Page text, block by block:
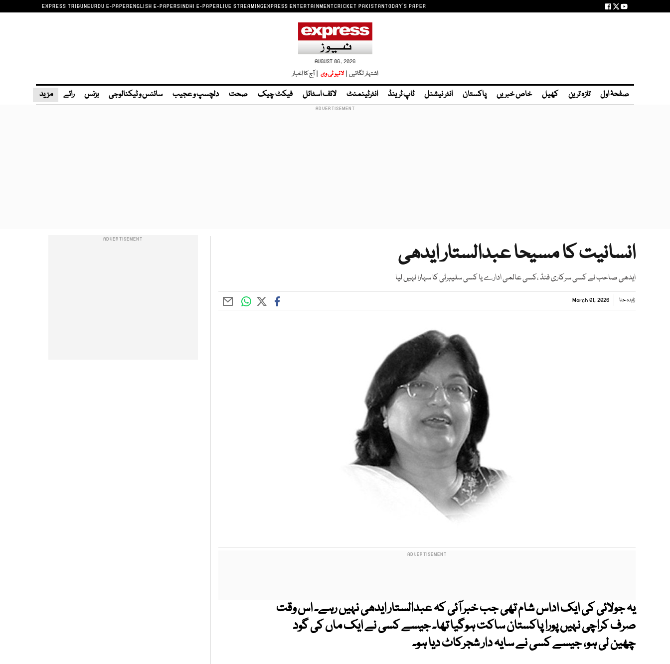
EXPRESS TRIBUNEURDU E-PAPERENGLISH E-PAPERSINDHI E-PAPERLIVE STREAMINGEXPRESS ENTERTAINMENTCRICKET PAKISTANTODAY'S PAPER
AUGUST 06, 2026
اشتہار لگائیں | لائیو ٹی وی | آج کا اخبار
صفحۂ اول تازہ ترین کھیل خاص خبریں پاکستان انٹر نیشنل ٹاپ ٹرینڈ انٹرٹینمنٹ لائف اسٹائل فیکٹ چیک صحت دلچسپ و عجیب سائنس و ٹیکنالوجی بزنس رائے مزید
انسانیت کا مسیحا عبدالستار ایدھی
ایدھی صاحب نے کسی سرکاری فنڈ ،کسی عالمی ادارے یا کسی سلیبرٹی کا سہارا نہیں لیا
زاہدہ حنا March 01, 2026
یہ جولائی کی ایک اداس شام تھی جب خبر آئی کہ عبدالستار ایدھی نہیں رہے۔ اس وقت
صرف کراچی نہیں پورا پاکستان ساکت ہوگیا تھا۔ جیسے کسی نے ایک ماں کی گود
چھین لی ہو، جیسے کسی نے سایہ دار شجرکاٹ دیا ہو۔